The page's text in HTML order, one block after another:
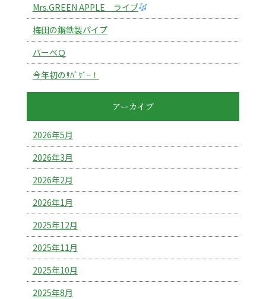
Mrs.GREEN APPLE ライブ
梅田の鋼鉄製パイプ
バーべＱ
今年初のｻﾊﾞｹﾞｰ！
アーカイブ
2026年5月
2026年3月
2026年2月
2026年1月
2025年12月
2025年11月
2025年10月
2025年8月